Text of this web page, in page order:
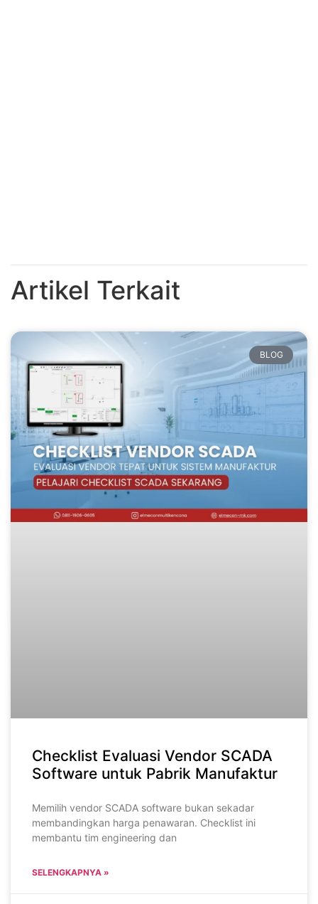
Artikel Terkait
BLOG
Checklist Evaluasi Vendor SCADA
Software untuk Pabrik Manufaktur
Memilih vendor SCADA software bukan sekadar
membandingkan harga penawaran. Checklist ini
membantu tim engineering dan
SELENGKAPNYA »